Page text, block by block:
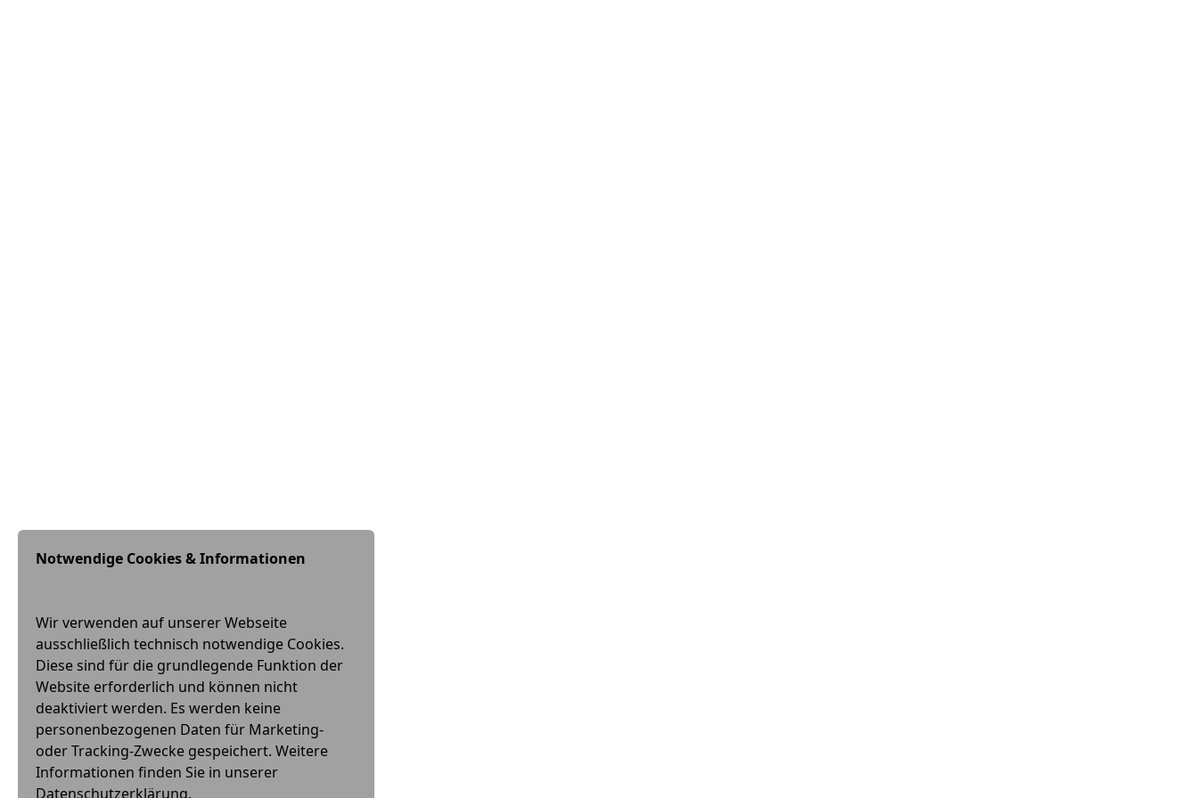
Notwendige Cookies & Informationen
Wir verwenden auf unserer Webseite
ausschließlich technisch notwendige Cookies.
Diese sind für die grundlegende Funktion der
Website erforderlich und können nicht
deaktiviert werden. Es werden keine
personenbezogenen Daten für Marketing-
oder Tracking-Zwecke gespeichert. Weitere
Informationen finden Sie in unserer
Datenschutzerklärung.